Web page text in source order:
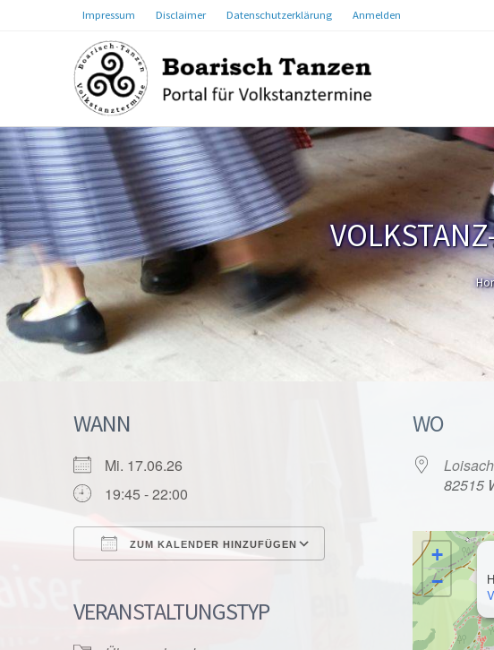
Impressum Disclaimer Datenschutzerklärung Anmelden
WANN
Mi. 17.06.26
19:45 - 22:00
ZUM KALENDER HINZUFÜGEN
Google Kalender
VERANSTALTUNGSTYP
WO
82515
+
−